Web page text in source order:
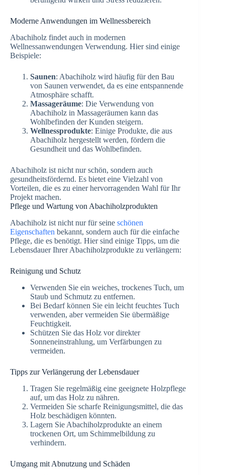
Moderne Anwendungen im Wellnessbereich
Abachiholz findet auch in modernen
Wellnessanwendungen Verwendung. Hier sind einige
Beispiele:
Saunen: Abachiholz wird häufig für den Bau
von Saunen verwendet, da es eine entspannende
Atmosphäre schafft.
Massageräume: Die Verwendung von
Abachiholz in Massageräumen kann das
Wohlbefinden der Kunden steigern.
Wellnessprodukte: Einige Produkte, die aus
Abachiholz hergestellt werden, fördern die
Gesundheit und das Wohlbefinden.
Abachiholz ist nicht nur schön, sondern auch
gesundheitsfördernd. Es bietet eine Vielzahl von
Vorteilen, die es zu einer hervorragenden Wahl für Ihr
Projekt machen.
Pflege und Wartung von Abachiholzprodukten
Abachiholz ist nicht nur für seine schönen
Eigenschaften bekannt, sondern auch für die einfache
Pflege, die es benötigt. Hier sind einige Tipps, um die
Lebensdauer Ihrer Abachiholzprodukte zu verlängern:
Reinigung und Schutz
Verwenden Sie ein weiches, trockenes Tuch, um
Staub und Schmutz zu entfernen.
Bei Bedarf können Sie ein leicht feuchtes Tuch
verwenden, aber vermeiden Sie übermäßige
Feuchtigkeit.
Schützen Sie das Holz vor direkter
Sonneneinstrahlung, um Verfärbungen zu
vermeiden.
Tipps zur Verlängerung der Lebensdauer
Tragen Sie regelmäßig eine geeignete Holzpflege
auf, um das Holz zu nähren.
Vermeiden Sie scharfe Reinigungsmittel, die das
Holz beschädigen könnten.
Lagern Sie Abachiholzprodukte an einem
trockenen Ort, um Schimmelbildung zu
verhindern.
Umgang mit Abnutzung und Schäden